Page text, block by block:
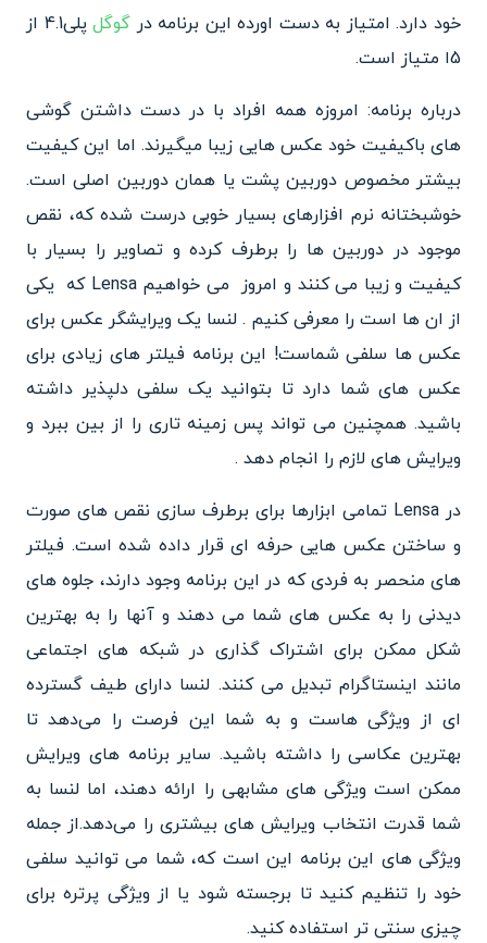
خود دارد. امتیاز به دست اورده این برنامه در گوگل
پلی4.1 از
5ا متیاز است.
درباره برنامه: امروزه همه افراد با در دست داشتن گوشی
های باکیفیت خود عکس هایی زیبا میگیرند. اما این کیفیت
بیشتر مخصوص دوربین پشت یا همان دوربین اصلی است.
خوشبختانه نرم افزارهای بسیار خوبی درست شده که، نقص
موجود در دوربین ها را برطرف کرده و تصاویر را بسیار با
کیفیت و زیبا می کنند و امروز می خواهیم Lensa که یکی
از ان ها است را معرفی کنیم . لنسا یک ویرایشگر عکس برای
عکس ها سلفی شماست! این برنامه فیلتر های زیادی برای
عکس های شما دارد تا بتوانید یک سلفی دلپذیر داشته
باشید. همچنین می تواند پس زمینه تاری را از بین ببرد و
ویرایش های لازم را انجام دهد .
در Lensa تمامی ابزارها برای برطرف سازی نقص های صورت
و ساختن عکس هایی حرفه ای قرار داده شده است. فیلتر
های منحصر به فردی که در این برنامه وجود دارند، جلوه های
دیدنی را به عکس های شما می دهند و آنها را به بهترین
شکل ممکن برای اشتراک گذاری در شبکه های اجتماعی
مانند اینستاگرام تبدیل می ‌کنند. لنسا دارای طیف گسترده
ای از ویژگی هاست و به شما این فرصت را می‌دهد تا
بهترین عکاسی را داشته باشید. سایر برنامه های ویرایش
ممکن است ویژگی های مشابهی را ارائه دهند، اما لنسا به
شما قدرت انتخاب ویرایش های بیشتری را می‌دهد.از جمله
ویژگی های این برنامه این است که، شما می توانید سلفی
خود را تنظیم کنید تا برجسته شود یا از ویژگی پرتره برای
چیزی سنتی تر استفاده کنید.